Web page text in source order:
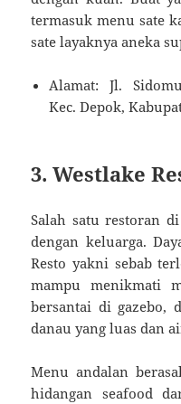
termasuk menu sate
sate layaknya aneka
Alamat: Jl.
Kec. Depok,
3. Westlake
Salah satu restoran
dengan keluarga.
Resto yakni sebab
mampu menikmati
bersantai di gazebo,
danau yang luas dan
Menu andalan
hidangan seafood